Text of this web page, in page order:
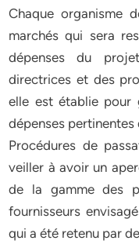
Chaque organisme
marchés qui sera
dépenses du
directrices et des
elle est établie pour
dépenses pertinentes
Procédures de
veiller à avoir un
de la gamme des
fournisseurs
qui a été retenu par